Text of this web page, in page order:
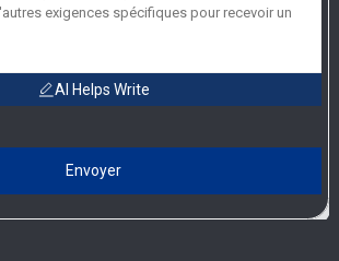
AI Helps Write
Envoyer